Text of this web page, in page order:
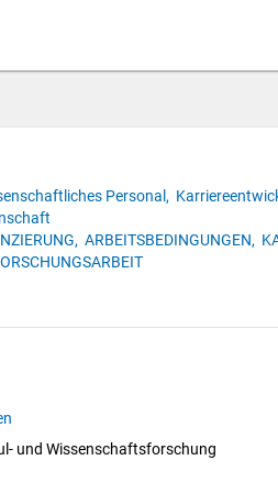
Personal,
ARBEITSBEDINGUNGEN,
und Wissenschaftsforschung